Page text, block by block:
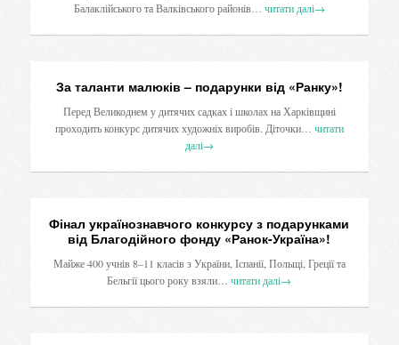
Балаклійського та Валківського районів… читати далі→
За таланти малюків – подарунки від «Ранку»!
Перед Великоднем у дитячих садках і школах на Харківщині
проходить конкурс дитячих художніх виробів. Діточки… читати
далі→
Фінал українознавчого конкурсу з подарунками
від Благодійного фонду «Ранок-Україна»!
Майже 400 учнів 8–11 класів з України, Іспанії, Польщі, Греції та
Бельгії цього року взяли… читати далі→